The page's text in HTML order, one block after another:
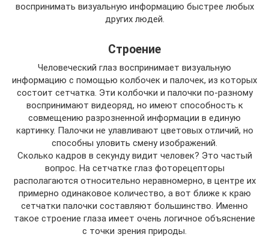
воспринимать визуальную информацию быстрее любых
других людей.
Строение
Человеческий глаз воспринимает визуальную
информацию с помощью колбочек и палочек, из которых
состоит сетчатка. Эти колбочки и палочки по-разному
воспринимают видеоряд, но имеют способность к
совмещению разрозненной информации в единую
картинку. Палочки не улавливают цветовых отличий, но
способны уловить смену изображений.
Сколько кадров в секунду видит человек? Это частый
вопрос. На сетчатке глаз фоторецепторы
располагаются относительно неравномерно, в центре их
примерно одинаковое количество, а вот ближе к краю
сетчатки палочки составляют большинство. Именно
такое строение глаза имеет очень логичное объяснение
с точки зрения природы.